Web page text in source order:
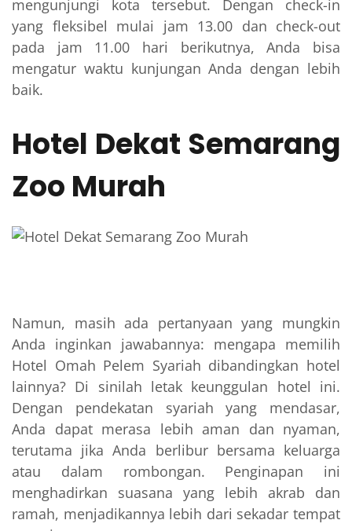
mengunjungi kota tersebut. Dengan check-in
yang fleksibel mulai jam 13.00 dan check-out
pada jam 11.00 hari berikutnya, Anda bisa
mengatur waktu kunjungan Anda dengan lebih
baik.
Hotel Dekat Semarang
Zoo Murah
Namun, masih ada pertanyaan yang mungkin
Anda inginkan jawabannya: mengapa memilih
Hotel Omah Pelem Syariah dibandingkan hotel
lainnya? Di sinilah letak keunggulan hotel ini.
Dengan pendekatan syariah yang mendasar,
Anda dapat merasa lebih aman dan nyaman,
terutama jika Anda berlibur bersama keluarga
atau dalam rombongan. Penginapan ini
menghadirkan suasana yang lebih akrab dan
ramah, menjadikannya lebih dari sekadar tempat